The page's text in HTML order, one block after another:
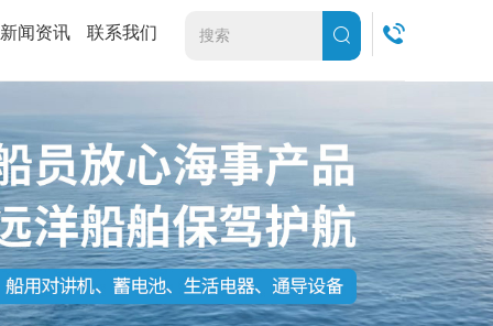
新闻资讯 联系我们